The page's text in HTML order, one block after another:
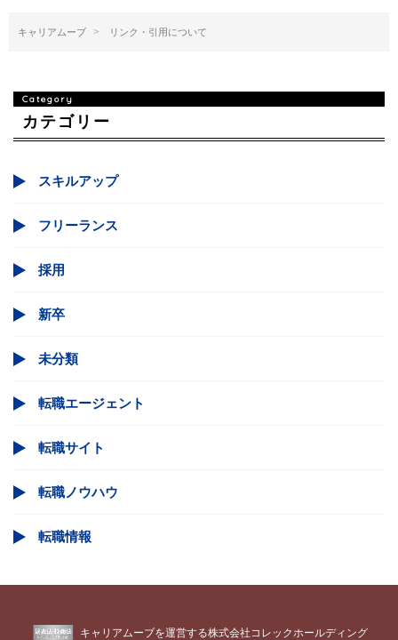
キャリアムーブ リンク・引用について
カテゴリー
スキルアップ
フリーランス
採用
新卒
未分類
転職エージェント
転職サイト
転職ノウハウ
転職情報
キャリアムーブを運営する株式会社コレックホールディング